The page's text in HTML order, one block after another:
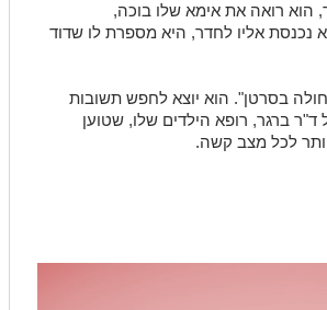
הוא רואה את אימא שלו בוכה,
נכנסת אליו לחדר, היא מספרת לו שדוד
בסרטן". הוא יוצא לחפש תשובות
ברגר, רופא הילדים שלו, שטוען
לכל מצב קשה.